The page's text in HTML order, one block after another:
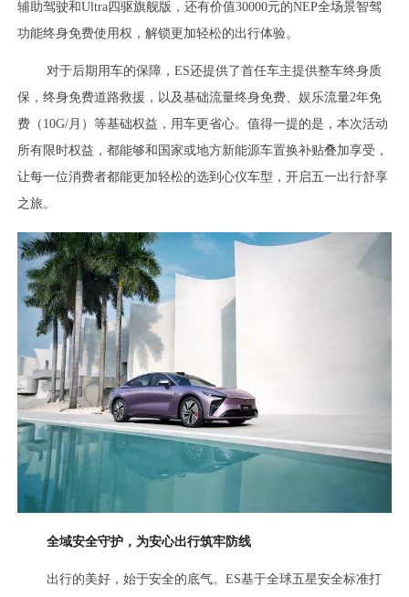
辅助驾驶和Ultra四驱旗舰版，还有价值30000元的NEP全场景智驾
功能终身免费使用权，解锁更加轻松的出行体验。
对于后期用车的保障，ES还提供了首任车主提供整车终身质
保，终身免费道路救援，以及基础流量终身免费、娱乐流量2年免
费（10G/月）等基础权益，用车更省心。值得一提的是，本次活动
所有限时权益，都能够和国家或地方新能源车置换补贴叠加享受，
让每一位消费者都能更加轻松的选到心仪车型，开启五一出行舒享
之旅。
全域安全守护，为安心出行筑牢防线
出行的美好，始于安全的底气。ES基于全球五星安全标准打